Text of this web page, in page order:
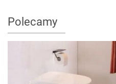
Polecamy